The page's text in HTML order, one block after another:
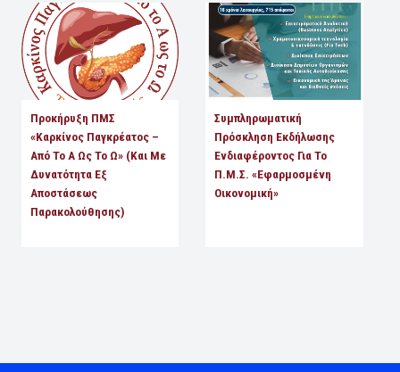
Προκήρυξη ΠΜΣ
«Καρκίνος Παγκρέατος –
Από Το Α Ως Το Ω» (και Με
Δυνατότητα Εξ
Αποστάσεως
Παρακολούθησης)
Συμπληρωματική
Πρόσκληση Εκδήλωσης
Ενδιαφέροντος Για Το
Π.Μ.Σ. «Εφαρμοσμένη
Οικονομική»